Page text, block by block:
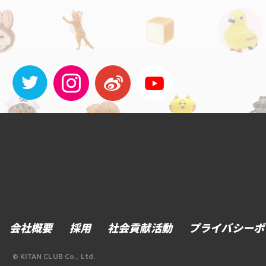
会社概要 採用 社会貢献活動 プライバシー
© KITAN CLUB Co., Ltd.